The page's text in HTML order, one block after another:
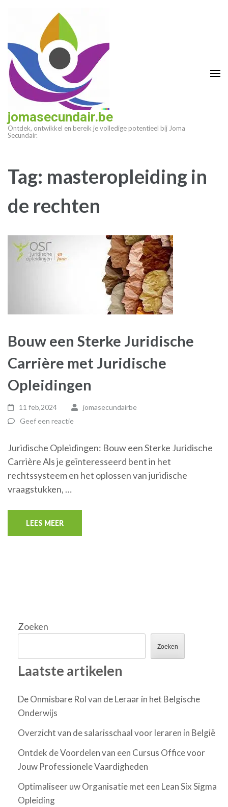
(druk
enter)
jomasecundair.be
Ontdek, ontwikkel en bereik je volledige potentieel bij Joma
Secundair.
Tag: masteropleiding in
de rechten
Bouw een Sterke Juridische
Carrière met Juridische
Opleidingen
11 feb,2024
jomasecundairbe
Geef een reactie
Juridische Opleidingen: Bouw een Sterke Juridische
Carrière Als je geïnteresseerd bent in het
rechtssysteem en het oplossen van juridische
vraagstukken, …
LEES MEER
Zoeken
Zoeken
Laatste artikelen
De Onmisbare Rol van de Leraar in het Belgische
Onderwijs
Overzicht van de salarisschaal voor leraren in België
Ontdek de Voordelen van een Cursus Office voor
Jouw Professionele Vaardigheden
Optimaliseer uw Organisatie met een Lean Six Sigma
Opleiding